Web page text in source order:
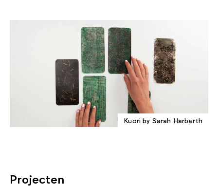
Kuori by Sarah Harbarth
Projecten